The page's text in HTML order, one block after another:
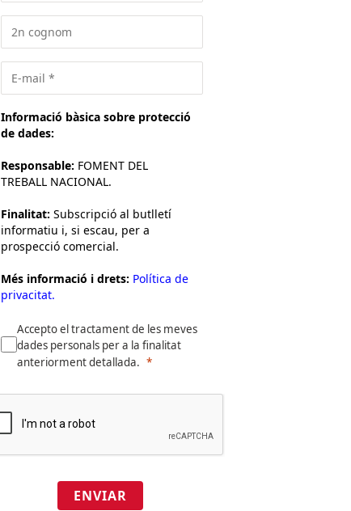
Informació bàsica sobre protecció
de dades:
Responsable: FOMENT DEL
TREBALL NACIONAL.
Finalitat: Subscripció al butlletí
informatiu i, si escau, per a
prospecció comercial.
Més informació i drets: Política de
privacitat.
Accepto el tractament de les meves
dades personals per a la finalitat
anteriorment detallada.
ENVIAR